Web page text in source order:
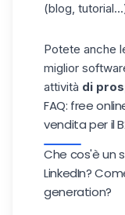
(blog,
Potete anche
miglior
attività di
FAQ: free
vendita per il
Che cos'è un
LinkedIn?
generation?